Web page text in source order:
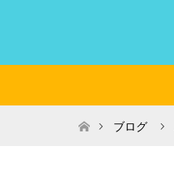
ホームブログ